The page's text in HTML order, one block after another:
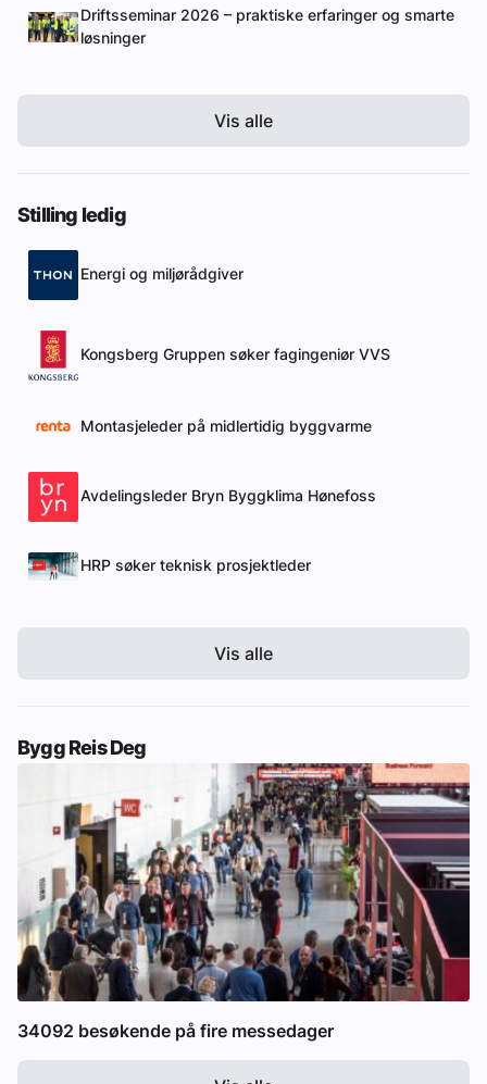
Driftsseminar 2026 – praktiske erfaringer og smarte
løsninger
Vis alle
Stilling ledig
Energi og miljørådgiver
Kongsberg Gruppen søker fagingeniør VVS
Montasjeleder på midlertidig byggvarme
Avdelingsleder Bryn Byggklima Hønefoss
HRP søker teknisk prosjektleder
Vis alle
Bygg Reis Deg
34092 besøkende på fire messedager